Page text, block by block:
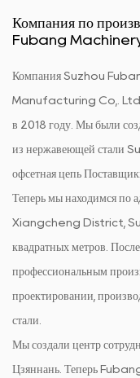
Компания по
Fubang
Компания Suzhou
Manufacturing Co,. Ltd,
в 2018 году. Мы были
из нержавеющей стали
офсетная цепь
Теперь мы находимся
Xiangcheng District,
квадратных метров.
профессиональным
проектировании,
стали.
Мы создали центр
Цзяннань. Теперь